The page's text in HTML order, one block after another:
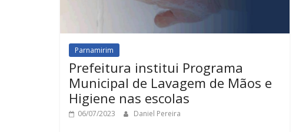
Parnamirim
Prefeitura institui Programa
Municipal de Lavagem de Mãos e
Higiene nas escolas
06/07/2023 Daniel Pereira